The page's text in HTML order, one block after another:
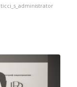
ticci_s_administrator